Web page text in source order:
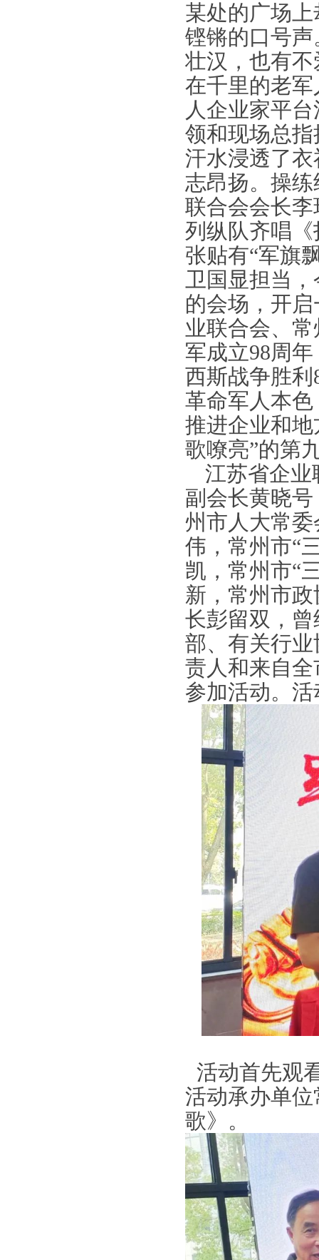
某处的广场
铿锵的口号
壮汉，也有
在千里的老军
人企业家平
领和现场总
汗水浸透了
志昂扬。操
联合会会长
列纵队齐唱
张贴有“军旗
卫国显担当
的会场，开
业联合会、
军成立98周
西斯战争胜利
革命军人本
推进企业和
歌嘹亮”的第
江苏省企业
副会长黄晓
州市人大常
伟，常州市“
凯，常州市“
新，常州市
长彭留双，
部、有关行
责人和来自
参加活动。
活动首先观
活动承办单
歌》。